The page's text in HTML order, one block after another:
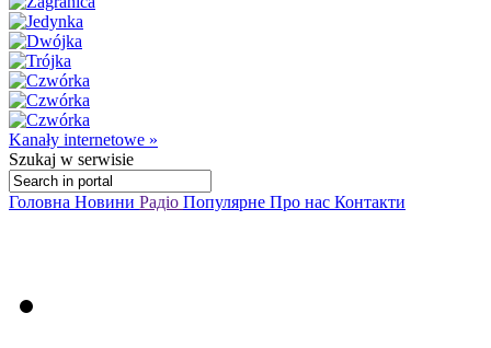
Kanały internetowe »
Szukaj w serwisie
Головна Новини Радіо Популярне Про нас Контакти